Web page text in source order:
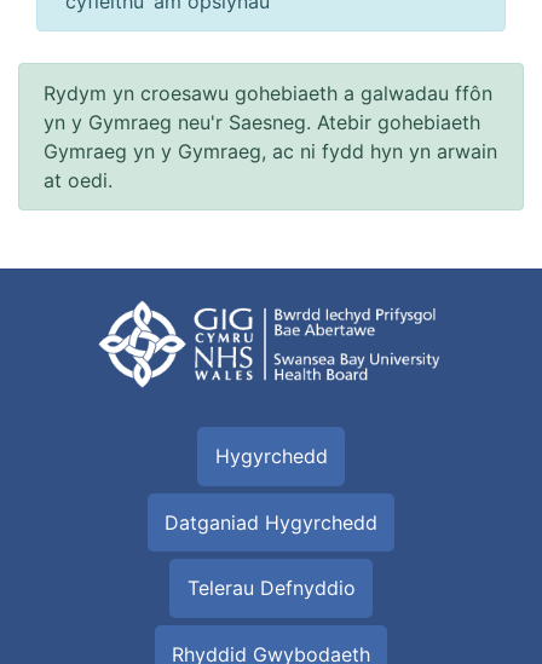
Rydym yn croesawu gohebiaeth a galwadau ffôn
yn y Gymraeg neu'r Saesneg. Atebir gohebiaeth
Gymraeg yn y Gymraeg, ac ni fydd hyn yn arwain
at oedi.
Hygyrchedd
Datganiad Hygyrchedd
Telerau Defnyddio
Rhyddid Gwybodaeth